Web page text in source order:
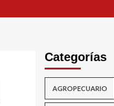
Categorías
AGROPECUARIO